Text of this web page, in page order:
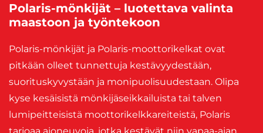
Polaris-mönkijät – luotettava valinta
maastoon ja työntekoon
Polaris-mönkijät ja Polaris-moottorikelkat ovat
pitkään olleet tunnettuja kestävyydestään,
suorituskyvystään ja monipuolisuudestaan. Olipa
kyse kesäisistä mönkijäseikkailuista tai talven
lumipeitteisistä moottorikelkkareiteistä, Polaris
tarjoaa ajoneuvoja, jotka kestävät niin vapaa-ajan